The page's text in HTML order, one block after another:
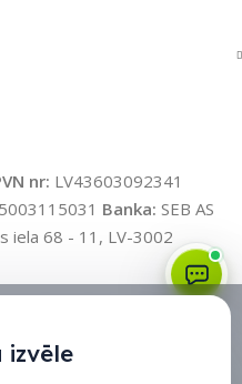
nr: LV43603092341
Banka: SEB AS
iela 68 - 11, LV-3002
izvēle